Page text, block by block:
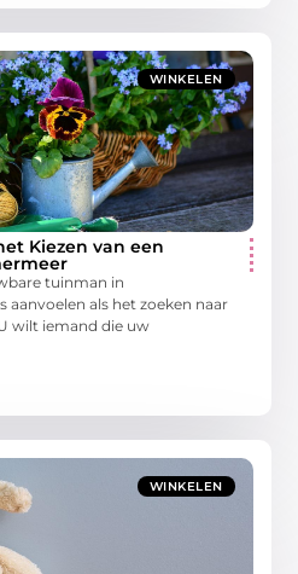
WINKELEN
Kiezen van een
tuinman in
aanvoelen als het zoeken naar
wilt iemand die uw
WINKELEN